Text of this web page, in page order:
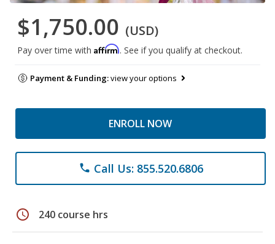
$1,750.00 (USD)
Pay over time with Affirm. See if you qualify at checkout.
Payment & Funding:view your options
ENROLL NOW
phone Call Us: 855.520.6806
schedule 240 course hrs